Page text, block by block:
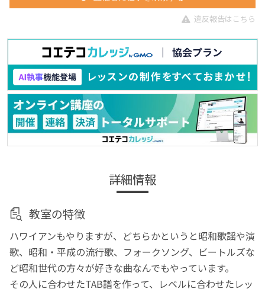
違反報告はこちら
詳細情報
教室の特徴
ハワイアンもやりますが、どちらかというと昭和歌謡や演
歌、昭和・平成の流行歌、フォークソング、ビートルズな
ど昭和世代の方々が好きな曲なんでもやっています。
その人に合わせたTAB譜を作って、レベルに合わせたレッ